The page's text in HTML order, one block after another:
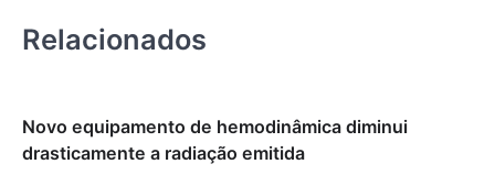
Relacionados
Novo equipamento de hemodinâmica diminui
drasticamente a radiação emitida